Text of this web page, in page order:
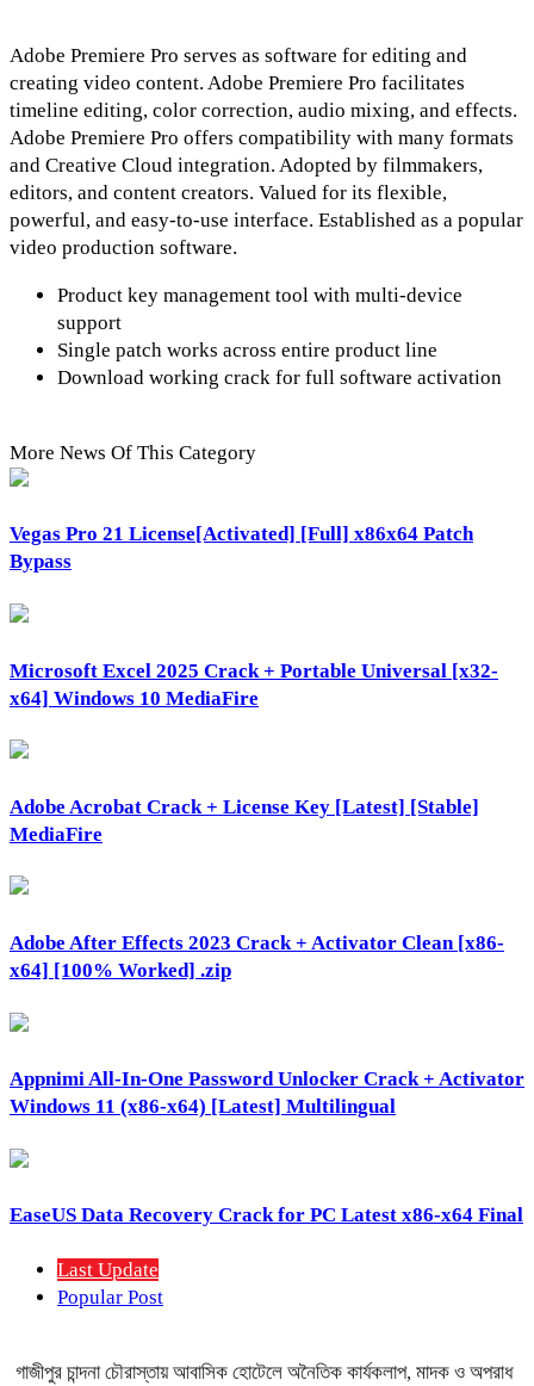
Adobe Premiere Pro serves as software for editing and
creating video content. Adobe Premiere Pro facilitates
timeline editing, color correction, audio mixing, and effects.
Adobe Premiere Pro offers compatibility with many formats
and Creative Cloud integration. Adopted by filmmakers,
editors, and content creators. Valued for its flexible,
powerful, and easy-to-use interface. Established as a popular
video production software.
Product key management tool with multi-device
support
Single patch works across entire product line
Download working crack for full software activation
More News Of This Category
Vegas Pro 21 License[Activated] [Full] x86x64 Patch
Bypass
Microsoft Excel 2025 Crack + Portable Universal [x32-
x64] Windows 10 MediaFire
Adobe Acrobat Crack + License Key [Latest] [Stable]
MediaFire
Adobe After Effects 2023 Crack + Activator Clean [x86-
x64] [100% Worked] .zip
Appnimi All-In-One Password Unlocker Crack + Activator
Windows 11 (x86-x64) [Latest] Multilingual
EaseUS Data Recovery Crack for PC Latest x86-x64 Final
Last Update
Popular Post
গাজীপুর চান্দনা চৌরাস্তায় আবাসিক হোটেলে অনৈতিক কার্যকলাপ, মাদক ও অপরাধ